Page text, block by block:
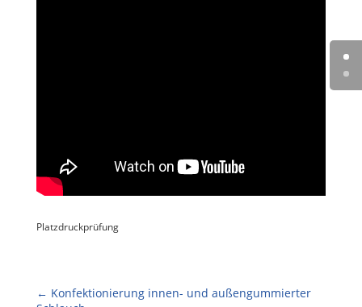
Platzdruckprüfung
← Konfektionierung innen- und außengummierter